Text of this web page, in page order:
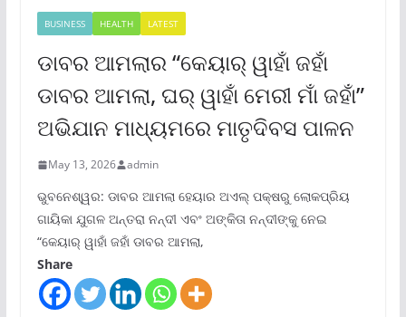
BUSINESS HEALTH LATEST
ଡାବର ଆମଲାର “କେୟାର୍ ୱାହାଁ ଜହାଁ
ଡାବର ଆମଲା, ଘର୍ ୱାହାଁ ମେରୀ ମାଁ ଜହାଁ”
ଅଭିଯାନ ମାଧ୍ୟମରେ ମାତୃଦିବସ ପାଳନ
May 13, 2026 admin
ଭୁବନେଶ୍ୱର: ଡାବର ଆମଲା ହେୟାର ଅଏଲ୍ ପକ୍ଷରୁ ଲୋକପ୍ରିୟ
ଗାୟିକା ଯୁଗଳ ଅନ୍ତରା ନନ୍ଦୀ ଏବଂ ଅଙ୍କିତା ନନ୍ଦୀଙ୍କୁ ନେଇ
“କେୟାର୍ ୱାହାଁ ଜହାଁ ଡାବର ଆମଲା,
Share